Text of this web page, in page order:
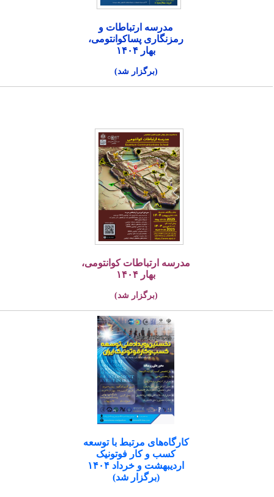
مدرسه ارتباطات و
رمزنگاری پساکوانتومی،
بهار ۱۴۰۴
(برگزار شد)
مدرسه ارتباطات کوانتومی،
بهار ۱۴۰۴
(برگزار شد)
کارگاه‌های مرتبط با توسعه
کسب و کار فوتونیک
اردیبهشت و خرداد ۱۴۰۴
(برگزار شد)